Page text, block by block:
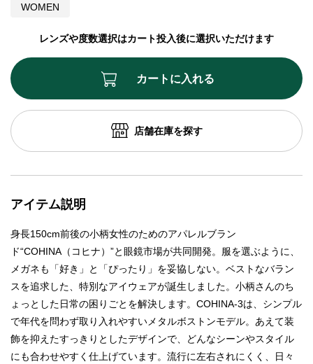
WOMEN
レンズや度数選択はカート投入後に選択いただけます
カートに入れる
店舗在庫を探す
アイテム説明
身長150cm前後の小柄女性のためのアパレルブラン
ド“COHINA（コヒナ）”と眼鏡市場が共同開発。服を選ぶように、
メガネも「好き」と「ぴったり」を妥協しない。ベストなバラン
スを追求した、特別なアイウェアが誕生しました。小柄さんのち
ょっとした日常の困りごとを解決します。COHINA-3は、シンプル
で年代を問わず取り入れやすいメタルボストンモデル。あえて装
飾を抑えたすっきりとしたデザインで、どんなシーンやスタイル
にも合わせやすく仕上げています。流行に左右されにくく、日々